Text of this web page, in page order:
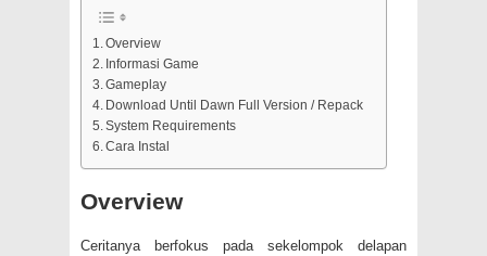
Overview
Informasi Game
Gameplay
Download Until Dawn Full Version / Repack
System Requirements
Cara Instal
Overview
Ceritanya berfokus pada sekelompok delapan